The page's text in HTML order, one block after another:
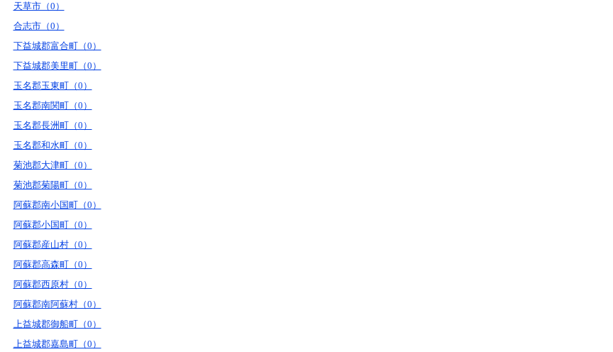
天草市（0）
合志市（0）
下益城郡富合町（0）
下益城郡美里町（0）
玉名郡玉東町（0）
玉名郡南関町（0）
玉名郡長洲町（0）
玉名郡和水町（0）
菊池郡大津町（0）
菊池郡菊陽町（0）
阿蘇郡南小国町（0）
阿蘇郡小国町（0）
阿蘇郡産山村（0）
阿蘇郡高森町（0）
阿蘇郡西原村（0）
阿蘇郡南阿蘇村（0）
上益城郡御船町（0）
上益城郡嘉島町（0）